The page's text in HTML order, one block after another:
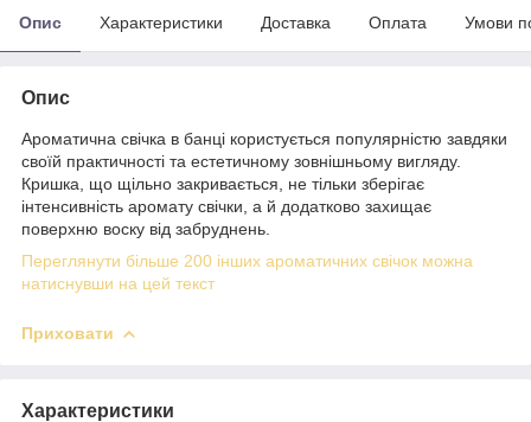
Опис Характеристики Доставка Оплата Умови
Опис
Ароматична свічка в банці користується популярністю завдяки
своїй практичності та естетичному зовнішньому вигляду.
Кришка, що щільно закривається, не тільки зберігає
інтенсивність аромату свічки, а й додатково захищає
поверхню воску від забруднень.
Переглянути більше 200 інших ароматичних свічок можна
натиснувши на цей текст
Приховати
Характеристики